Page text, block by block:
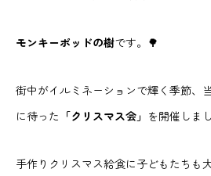
モンキーポッドの樹です。🌳
街中がイルミネーションで輝く季節、
に待った 「クリスマス会」 を開催しま
手作りクリスマス給食に子どもたちも